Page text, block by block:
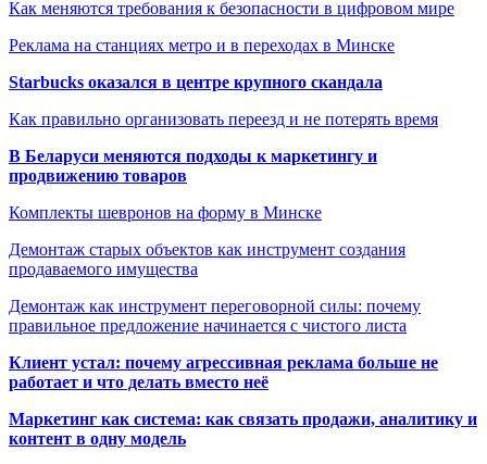
Как меняются требования к безопасности в цифровом мире
Реклама на станциях метро и в переходах в Минске
Starbucks оказался в центре крупного скандала
Как правильно организовать переезд и не потерять время
В Беларуси меняются подходы к маркетингу и
продвижению товаров
Комплекты шевронов на форму в Минске
Демонтаж старых объектов как инструмент создания
продаваемого имущества
Демонтаж как инструмент переговорной силы: почему
правильное предложение начинается с чистого листа
Клиент устал: почему агрессивная реклама больше не
работает и что делать вместо неё
Маркетинг как система: как связать продажи, аналитику и
контент в одну модель